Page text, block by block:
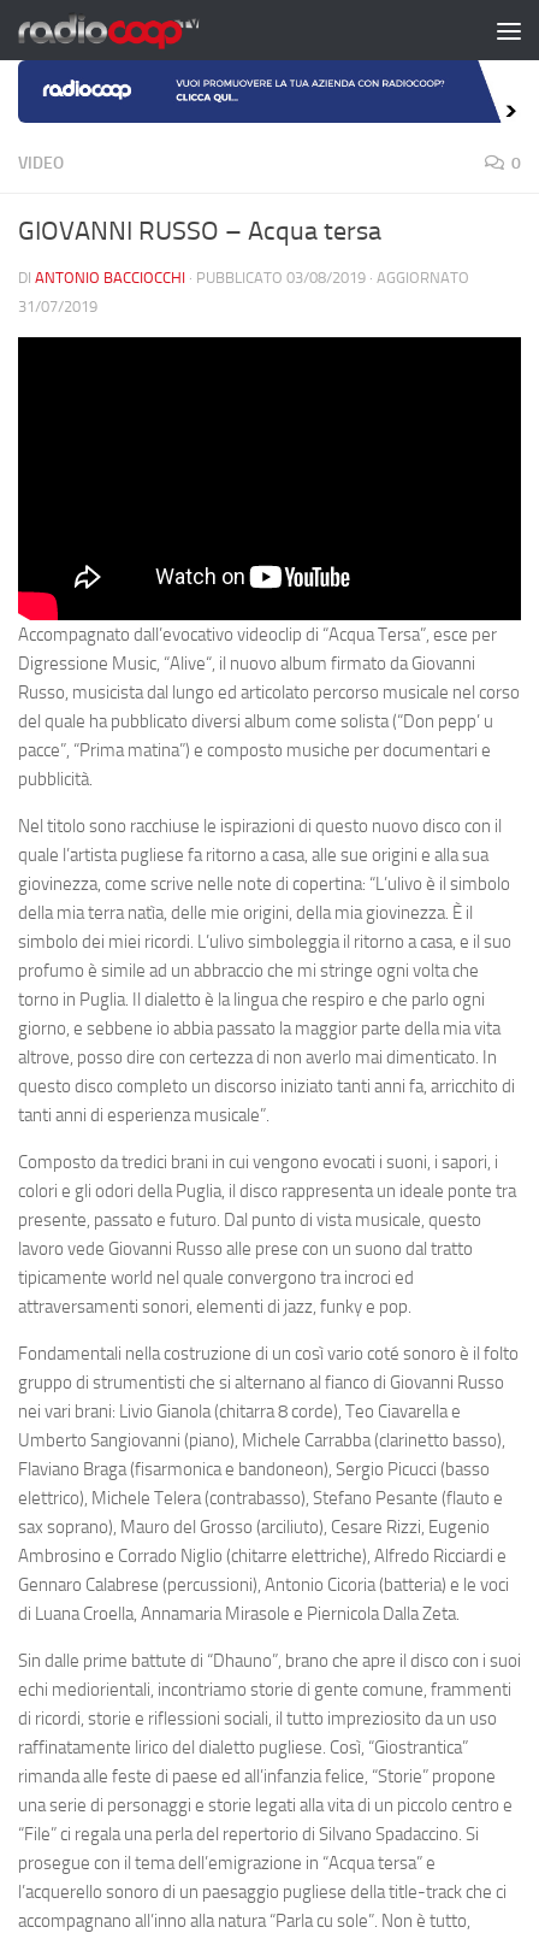
Salta al contenuto
VIDEO 0
GIOVANNI RUSSO – Acqua tersa
DI ANTONIO BACCIOCCHI · PUBBLICATO 03/08/2019 · AGGIORNATO
31/07/2019
Accompagnato dall’evocativo videoclip di “Acqua Tersa”, esce per
Digressione Music, “Alive“, il nuovo album firmato daGiovanni
Russo, musicista dal lungo ed articolato percorso musicale nel corso
del quale ha pubblicato diversi album come solista (“Don pepp’ u
pacce”, “Prima matina”) e composto musiche per documentari e
pubblicità.
Nel titolo sono racchiuse le ispirazioni di questo nuovo disco con il
quale l’artista pugliese fa ritorno a casa, alle sue origini e alla sua
giovinezza, come scrive nelle note di copertina: “L’ulivo è il simbolo
della mia terra natìa, delle mie origini, della mia giovinezza. È il
simbolo dei miei ricordi. L’ulivo simboleggia il ritorno a casa, e il suo
profumo è simile ad un abbraccio che mi stringe ogni volta che
torno in Puglia. Il dialetto è la lingua che respiro e che parlo ogni
giorno, e sebbene io abbia passato la maggior parte della mia vita
altrove, posso dire con certezza di non averlo mai dimenticato. In
questo disco completo un discorso iniziato tanti anni fa, arricchito di
tanti anni di esperienza musicale”.
Composto da tredici brani in cui vengono evocati i suoni, i sapori, i
colori e gli odori della Puglia, il disco rappresenta un ideale ponte tra
presente, passato e futuro. Dal punto di vista musicale, questo
lavoro vede Giovanni Russo alle prese con un suono dal tratto
tipicamente world nel quale convergono tra incroci ed
attraversamenti sonori, elementi di jazz, funky e pop.
Fondamentali nella costruzione di un così vario coté sonoro è il folto
gruppo di strumentisti che si alternano al fianco di Giovanni Russo
nei vari brani: Livio Gianola(chitarra 8 corde), Teo Ciavarellae
Umberto Sangiovanni (piano), Michele Carrabba(clarinetto basso),
Flaviano Braga(fisarmonica e bandoneon), Sergio Picucci (basso
elettrico), Michele Telera(contrabasso), Stefano Pesante (flauto e
sax soprano), Mauro del Grosso (arciliuto), Cesare Rizzi, Eugenio
Ambrosino e Corrado Niglio (chitarre elettriche), Alfredo Ricciardi e
Gennaro Calabrese (percussioni), Antonio Cicoria(batteria) e le voci
di Luana Croella, Annamaria Mirasole e Piernicola Dalla Zeta.
Sin dalle prime battute di “Dhauno”, brano che apre il disco con i suoi
echi mediorientali, incontriamo storie di gente comune, frammenti
di ricordi, storie e riflessioni sociali, il tutto impreziosito da un uso
raffinatamente lirico del dialetto pugliese. Così, “Giostrantica”
rimanda alle feste di paese ed all’infanzia felice, “Storie” propone
una serie di personaggi e storie legati alla vita di un piccolo centro e
“File” ci regala una perla del repertorio di Silvano Spadaccino. Si
prosegue con il tema dell’emigrazione in “Acqua tersa” e
l’acquerello sonoro di un paesaggio pugliese della title-track che ci
accompagnano all’inno alla natura “Parla cu sole”. Non è tutto,